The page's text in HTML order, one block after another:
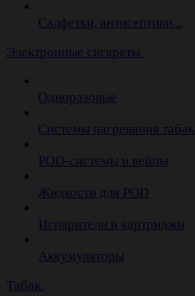
Салфетки, антисептики...
Электронные сигареты
Одноразовые
Системы нагревания
POD-системы и вейпы
Жидкости для POD
Испарители и картриджи
Аккумуляторы
Табак